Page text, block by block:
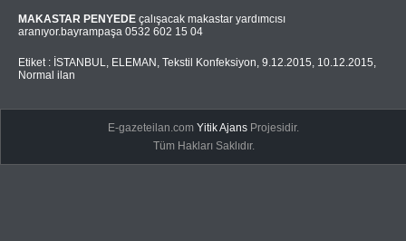
MAKASTAR PENYEDE çalışacak makastar yardımcısı
aranıyor.bayrampaşa 0532 602 15 04
Etiket : İSTANBUL, ELEMAN , Tekstil Konfeksiyon, 9.12.2015, 10.12.2015,
Normal ilan
E-gazeteilan.comYitik Ajans Projesidir.
Tüm Hakları Saklıdır.